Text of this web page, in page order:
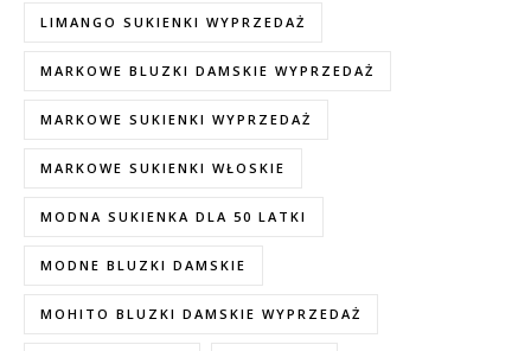
LIMANGO SUKIENKI WYPRZEDAŻ
MARKOWE BLUZKI DAMSKIE WYPRZEDAŻ
MARKOWE SUKIENKI WYPRZEDAŻ
MARKOWE SUKIENKI WŁOSKIE
MODNA SUKIENKA DLA 50 LATKI
MODNE BLUZKI DAMSKIE
MOHITO BLUZKI DAMSKIE WYPRZEDAŻ